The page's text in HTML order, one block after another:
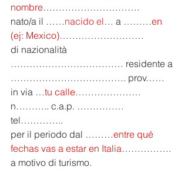
nombre………………………….
nato/a il ……nacido el… a ………en
(ej: Mexico)………………………
di nazionalità
……………………………… residente a
………………………………. prov……
in via …tu calle…………………
n……….. c.a.p. ……………
tel…………..
per il periodo dal ………entre qué
fechas vas a estar en Italia…………….
a motivo di turismo.